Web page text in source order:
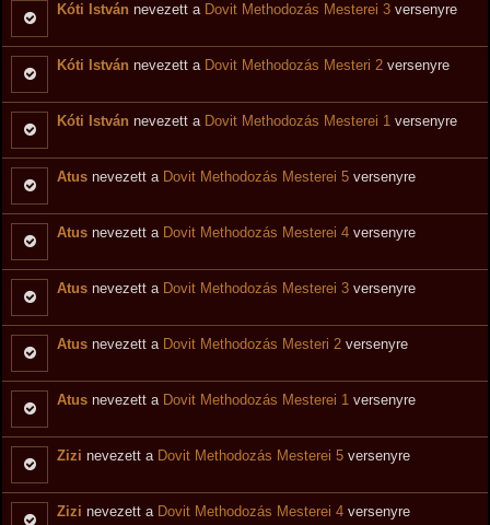
Kóti István nevezett a Dovit Methodozás Mesterei 3 versenyre
Kóti István nevezett a Dovit Methodozás Mesteri 2 versenyre
Kóti István nevezett a Dovit Methodozás Mesterei 1 versenyre
Atus nevezett a Dovit Methodozás Mesterei 5 versenyre
Atus nevezett a Dovit Methodozás Mesterei 4 versenyre
Atus nevezett a Dovit Methodozás Mesterei 3 versenyre
Atus nevezett a Dovit Methodozás Mesteri 2 versenyre
Atus nevezett a Dovit Methodozás Mesterei 1 versenyre
Zizi nevezett a Dovit Methodozás Mesterei 5 versenyre
Zizi nevezett a Dovit Methodozás Mesterei 4 versenyre